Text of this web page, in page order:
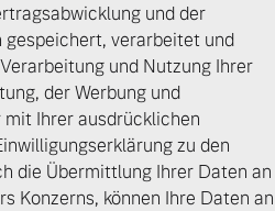
Editionsmodelle
kennenlernen
erfahren
und der
verarbeitet und
und Nutzung Ihrer
der Werbung und
Ihrer ausdrücklichen
zu den
die Übermittlung Ihrer Daten an
Konzerns, können Ihre Daten an